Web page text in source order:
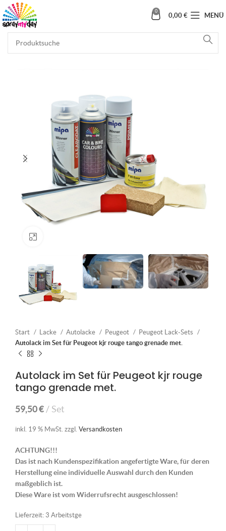
0
0,00 € MENÜ
Start Lacke Autolacke Peugeot
Peugeot Lack-Sets
Autolack im Set für Peugeot kjr rouge tango grenade met.
Autolack im Set für Peugeot kjr rouge
tango grenade met.
59,50€ Set
inkl. 19 % MwSt. zzgl. Versandkosten
ACHTUNG!!!
Das ist nach Kundenspezifikation angefertigte Ware, für deren
Herstellung eine individuelle Auswahl durch den Kunden
maßgeblich ist.
Diese Ware ist vom Widerrufsrecht ausgeschlossen!
Lieferzeit: 3 Arbeitstge